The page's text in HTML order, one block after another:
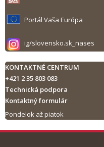
Portál Vaša Európa
ig/slovensko.sk_nases
KONTAKTNÉ CENTRUM
+421 2 35 803 083
Technická podpora
Kontaktný formulár
Pondelok až piatok
Tlač obsahu